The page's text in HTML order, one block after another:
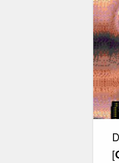
[